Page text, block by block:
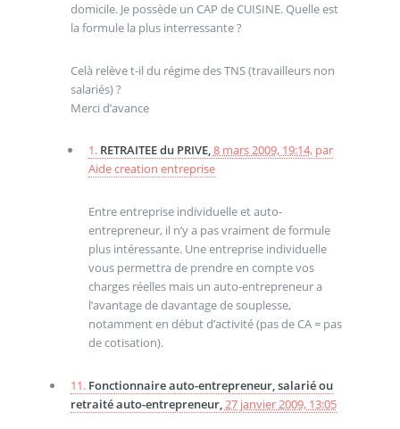
domicile. Je possède un CAP de CUISINE. Quelle est
la formule la plus interressante ?
Celà relève t-il du régime des TNS (travailleurs non
salariés) ?
Merci d’avance
1. RETRAITEE du PRIVE,8 mars 2009, 19:14, par
Aide creation entreprise
Entre entreprise individuelle et auto-
entrepreneur, il n’y a pas vraiment de formule
plus intéressante. Une entreprise individuelle
vous permettra de prendre en compte vos
charges réelles mais un auto-entrepreneur a
l’avantage de davantage de souplesse,
notamment en début d’activité (pas de CA = pas
de cotisation).
11. Fonctionnaire auto-entrepreneur, salarié ou
retraité auto-entrepreneur,27 janvier 2009, 13:05